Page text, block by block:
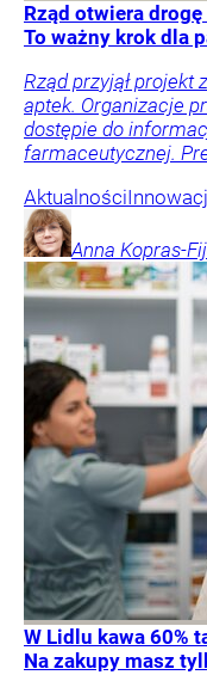
Rząd otwiera
To ważny krok dla
Rząd przyjął projekt
aptek. Organizacje
dostępie do
farmaceutycznej.
Aktualności
Anna Kopras-
W Lidlu kawa 60%
Na zakupy masz